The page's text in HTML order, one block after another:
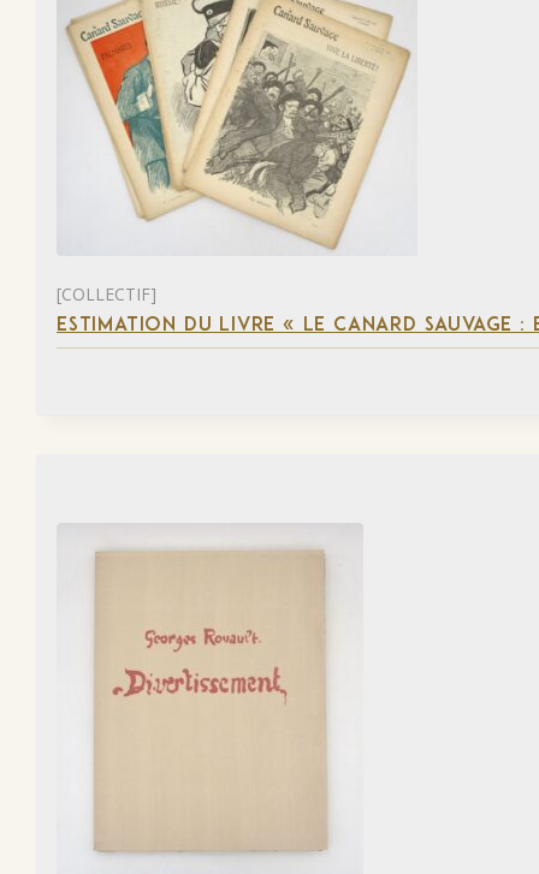
[COLLECTIF]
ESTIMATION DU LIVRE « LE CANARD SAUVAGE :